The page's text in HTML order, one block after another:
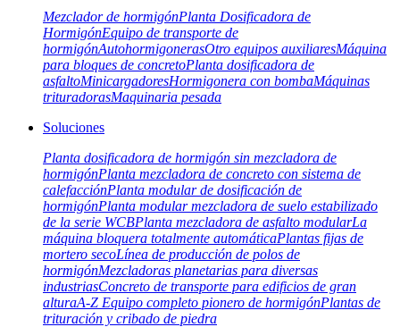
Mezclador de hormigónPlanta Dosificadora de
HormigónEquipo de transporte de
hormigónAutohormigonerasOtro equipos auxiliaresMáquina
para bloques de concretoPlanta dosificadora de
asfaltoMinicargadoresHormigonera con bombaMáquinas
trituradorasMaquinaria pesada
Soluciones
Planta dosificadora de hormigón sin mezcladora de
hormigónPlanta mezcladora de concreto con sistema de
calefacciónPlanta modular de dosificación de
hormigónPlanta modular mezcladora de suelo estabilizado
de la serie WCBPlanta mezcladora de asfalto modularLa
máquina bloquera totalmente automáticaPlantas fijas de
mortero secoLínea de producción de polos de
hormigónMezcladoras planetarias para diversas
industriasConcreto de transporte para edificios de gran
alturaA-Z Equipo completo pionero de hormigónPlantas de
trituración y cribado de piedra